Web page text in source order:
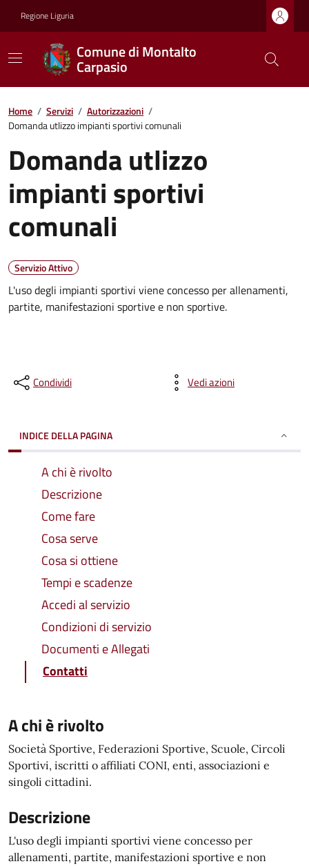
Regione Liguria
Comune di Montalto
Carpasio
Home / Servizi / Autorizzazioni /
Domanda utlizzo impianti sportivi comunali
Domanda utlizzo
impianti sportivi
comunali
Servizio Attivo
L'uso degli impianti sportivi viene concesso per allenamenti,
partite, manifestazioni sportive e non sportive.
Condividi Vedi azioni
INDICE DELLA PAGINA
A chi è rivolto
Descrizione
Come fare
Cosa serve
Cosa si ottiene
Tempi e scadenze
Accedi al servizio
Condizioni di servizio
Documenti e Allegati
Contatti
A chi è rivolto
Società Sportive, Federazioni Sportive, Scuole, Circoli
Sportivi, iscritti o affiliati CONI, enti, associazioni e
singoli cittadini.
Descrizione
L'uso degli impianti sportivi viene concesso per
allenamenti, partite, manifestazioni sportive e non